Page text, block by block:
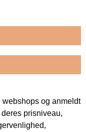
og anmeldt
prisniveau,